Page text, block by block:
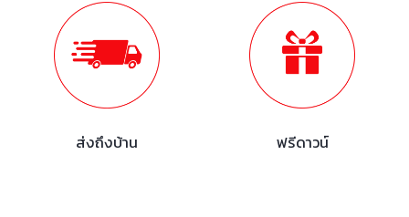
ส่งถึงบ้าน ฟรีดาวน์